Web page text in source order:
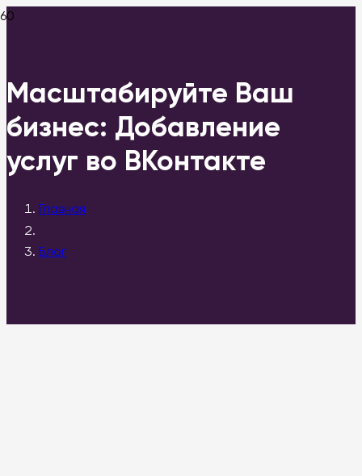
Масштабируйте Ваш
бизнес: Добавление
услуг во ВКонтакте
Главная
Блог